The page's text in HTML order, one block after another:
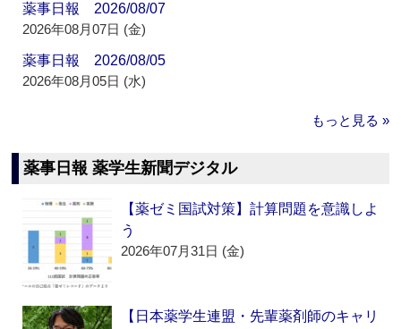
薬事日報 2026/08/07
2026年08月07日 (金)
薬事日報 2026/08/05
2026年08月05日 (水)
もっと見る »
薬事日報 薬学生新聞デジタル
【薬ゼミ国試対策】計算問題を意識しよ
う
2026年07月31日 (金)
【日本薬学生連盟・先輩薬剤師のキャリ